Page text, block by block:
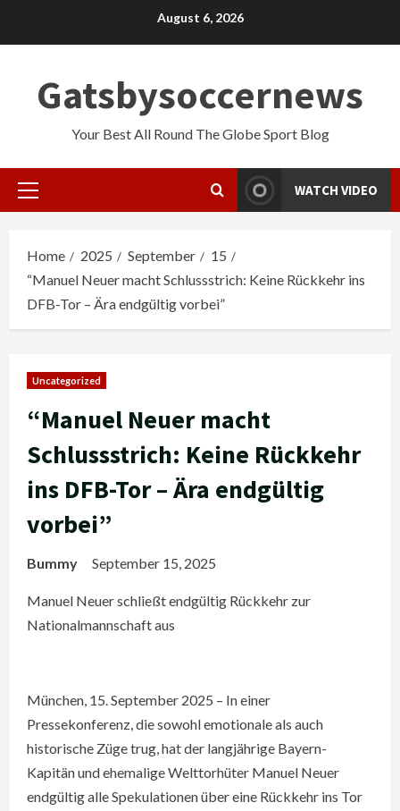
August 6, 2026
Gatsbysoccernews
Your Best All Round The Globe Sport Blog
Primary
WATCH VIDEO
Home 2025 September
15
“Manuel Neuer macht Schlussstrich: Keine Rückkehr ins
DFB-Tor – Ära endgültig vorbei”
Uncategorized
“Manuel Neuer macht
Schlussstrich: Keine Rückkehr
ins DFB-Tor – Ära endgültig
vorbei”
Bummy September 15, 2025
Manuel Neuer schließt endgültig Rückkehr zur
Nationalmannschaft aus
München, 15. September 2025 – In einer
Pressekonferenz, die sowohl emotionale als auch
historische Züge trug, hat der langjährige Bayern-
Kapitän und ehemalige Welttorhüter Manuel Neuer
endgültig alle Spekulationen über eine Rückkehr ins Tor